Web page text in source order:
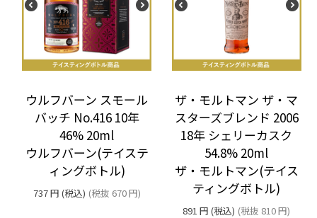
ウルフバーン スモール
バッチ No.416 10年
46% 20ml
ウルフバーン(テイステ
ィングボトル)
737円 (税込) (税抜 670円)
ザ・モルトマン ザ・マ
スターズブレンド 2006
18年 シェリーカスク
54.8% 20ml
ザ・モルトマン(テイス
ティングボトル)
891 円 (税込) (税抜 810円)